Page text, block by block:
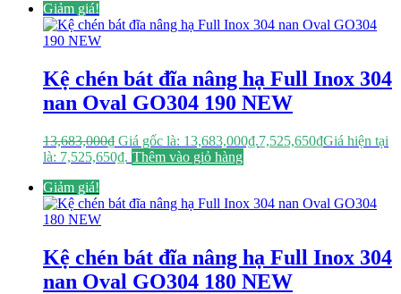
Giảm giá!
Kệ chén bát đĩa nâng hạ Full Inox 304
nan Oval GO304 190 NEW
13,683,000₫ Giá gốc là: 13,683,000₫.7,525,650₫Giá hiện tại
là: 7,525,650₫. Thêm vào giỏ hàng
Giảm giá!
Kệ chén bát đĩa nâng hạ Full Inox 304
nan Oval GO304 180 NEW